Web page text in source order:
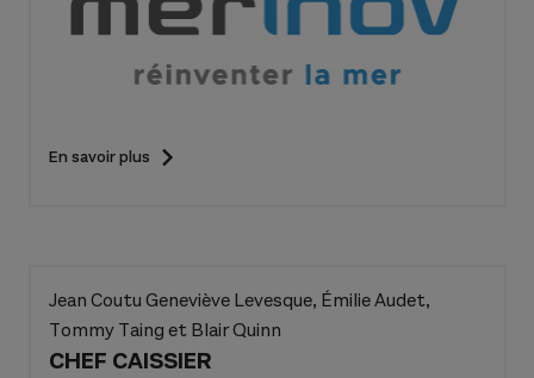
En savoir plus
Jean Coutu Geneviève Levesque, Émilie Audet,
Tommy Taing et Blair Quinn
CHEF CAISSIER